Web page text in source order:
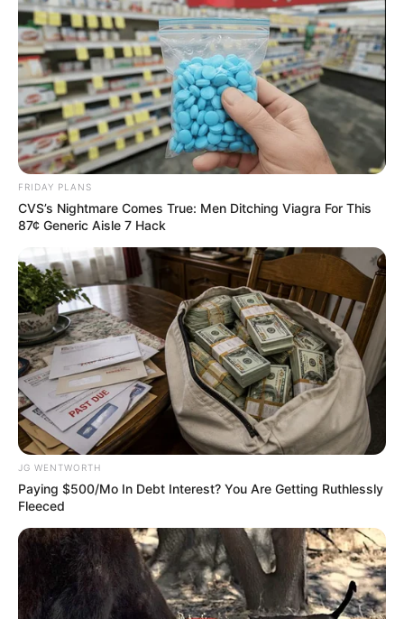
Men 45+ Are Trying This To Perform Better
MEDVI
Men, You Don't Need Viagra If You Do This Once A
Day
MEDVI
FRIDAY PLANS
CVS’s Nightmare Comes True: Men Ditching Viagra For This
87¢ Generic Aisle 7 Hack
JG WENTWORTH
Paying $500/Mo In Debt Interest? You Are Getting Ruthlessly
Fleeced